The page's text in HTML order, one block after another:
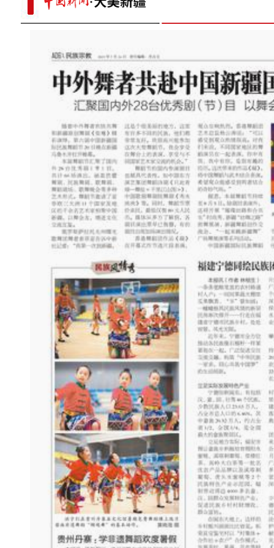
新疆库车现代农业科创中心